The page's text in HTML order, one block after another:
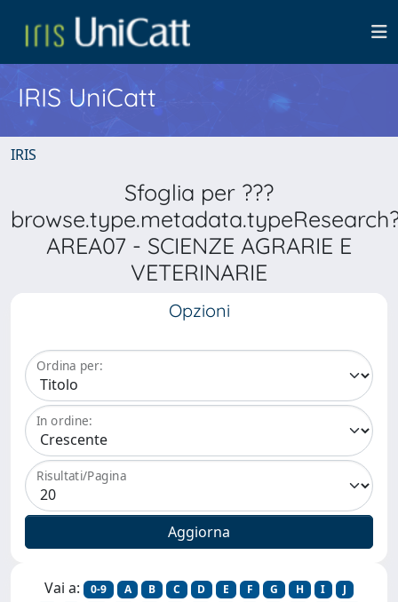
IRIS UniCatt
IRIS
Sfoglia per ???
AREA07 - SCIENZE AGRARIE E
VETERINARIE
Opzioni
Ordina per:
In ordine:
Risultati/Pagina
Vai a: 0-9 A B C D E F G H I
J